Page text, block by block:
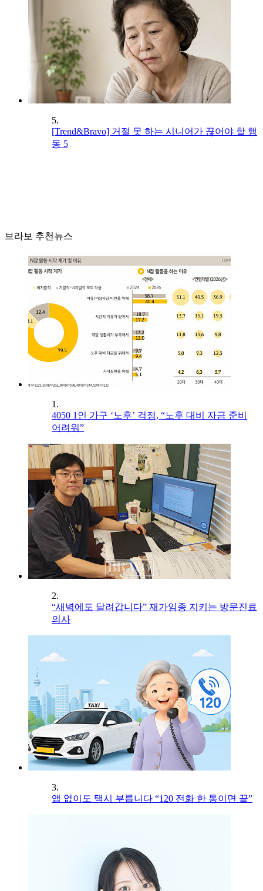
5.
[Trend&Bravo] 거절 못 하는 시니어가 끊어야 할 행
동 5
브라보 추천뉴스
1.
4050 1인 가구 ‘노후’ 걱정, “노후 대비 자금 준비
어려워”
2.
“새벽에도 달려갑니다” 재가임종 지키는 방문진료
의사
3.
앱 없이도 택시 부릅니다 “120 전화 한 통이면 끝”